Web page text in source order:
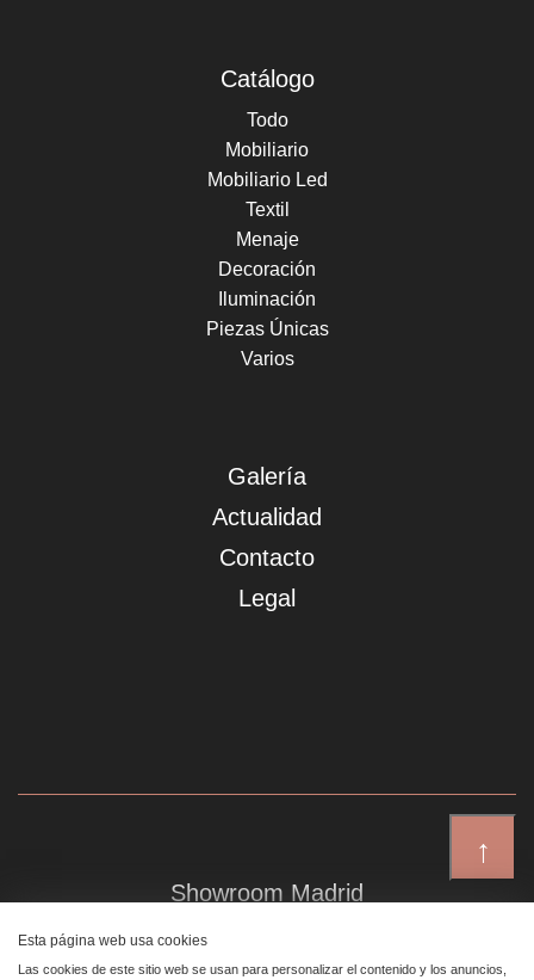
↑
Catálogo
Todo
Mobiliario
Mobiliario Led
Textil
Menaje
Decoración
Iluminación
Piezas Únicas
Varios
Galería
Actualidad
Contacto
Legal
Showroom Madrid
Plaza de Canalejas 6, 4 izq
Centro, 28014 Madrid
Esta página web usa cookies
Las cookies de este sitio web se usan para personalizar el contenido y los anuncios,